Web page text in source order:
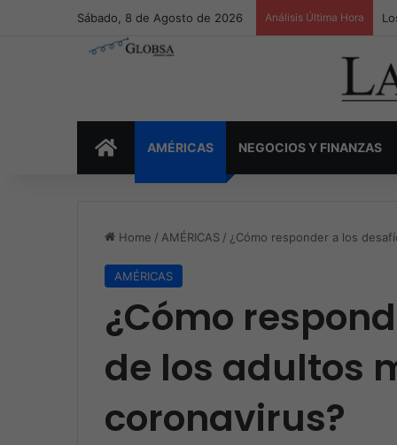
Sábado, 8 de Agosto de 2026 Análisis Última Hora
INICIOAMÉRICAS NEGOCIOS Y FINANZAS
Home / AMÉRICAS / ¿Cómo responder a los
AMÉRICAS
¿Cómo
de los adultos
coronavirus?